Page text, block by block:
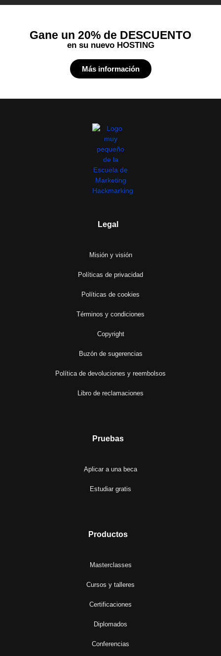
Gane un 20% de DESCUENTO
en su nuevo HOSTING
Más información
Legal
Misión y visión
Políticas de privacidad
Políticas de cookies
Términos y condiciones
Copyright
Buzón de sugerencias
Política de devoluciones y reembolsos
Libro de reclamaciones
Pruebas
Aplicar a una beca
Estudiar gratis
Productos
Masterclasses
Cursos y talleres
Certificaciones
Diplomados
Conferencias